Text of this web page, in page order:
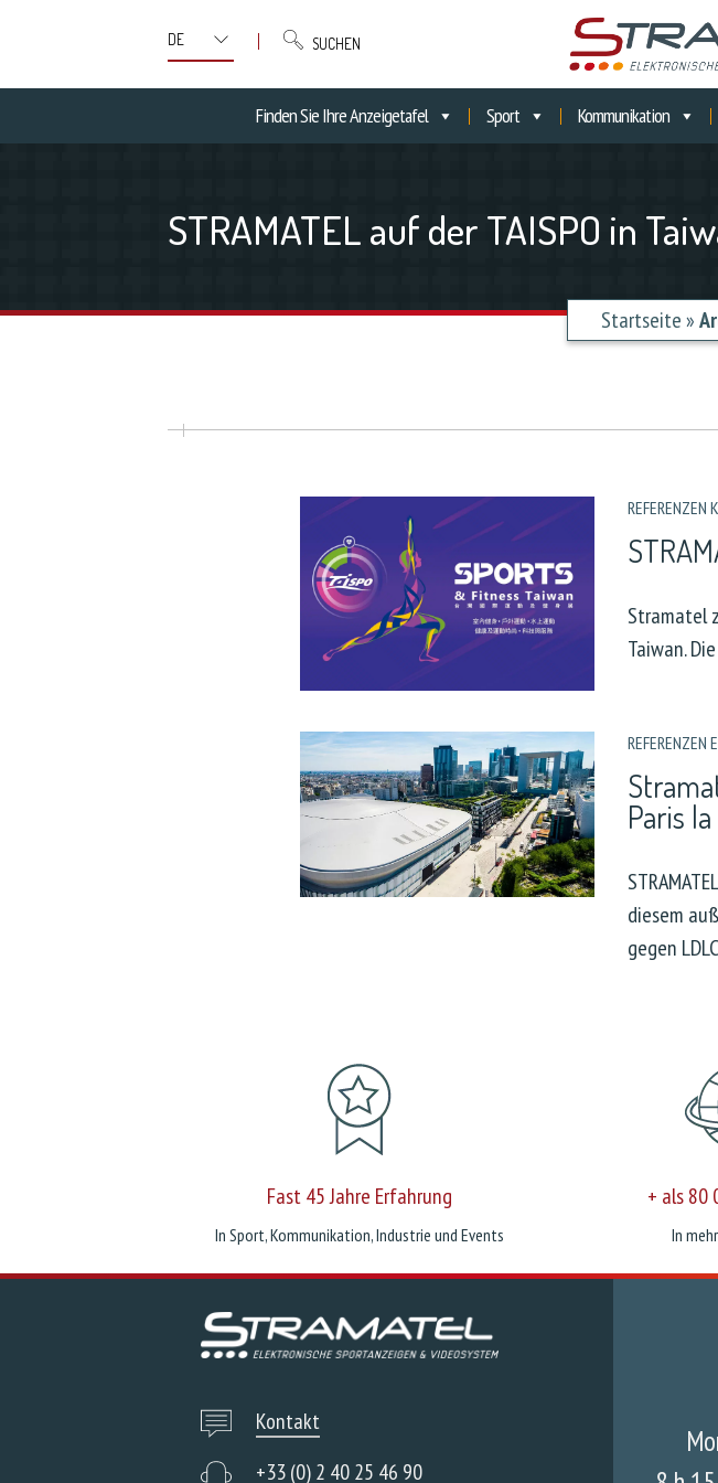
SUCHEN
Finden Sie Ihre Anzeigetafel Sport Kommunikation
STRAMATEL auf der TAISPO in
Startseite»
REFERENZEN
Stramatel
Taiwan.
REFERENZEN
Paris
diesem
gegen
Fast 45 Jahre Erfahrung
In Sport, Kommunikation, Industrie und Events
+ als 80
In
Kontakt
+33 (0) 2 40 25 46 90